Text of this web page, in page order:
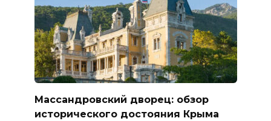
Массандровский дворец: обзор
исторического достояния Крыма